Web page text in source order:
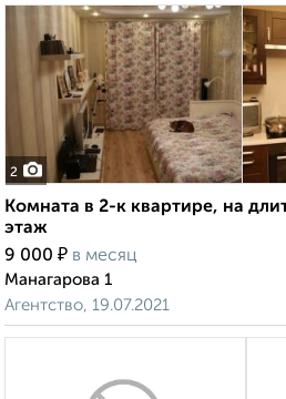
2
Комната в 2-к квартире, на
этаж
9 000 ₽ в месяц
Манагарова 1
Агентство, 19.07.2021